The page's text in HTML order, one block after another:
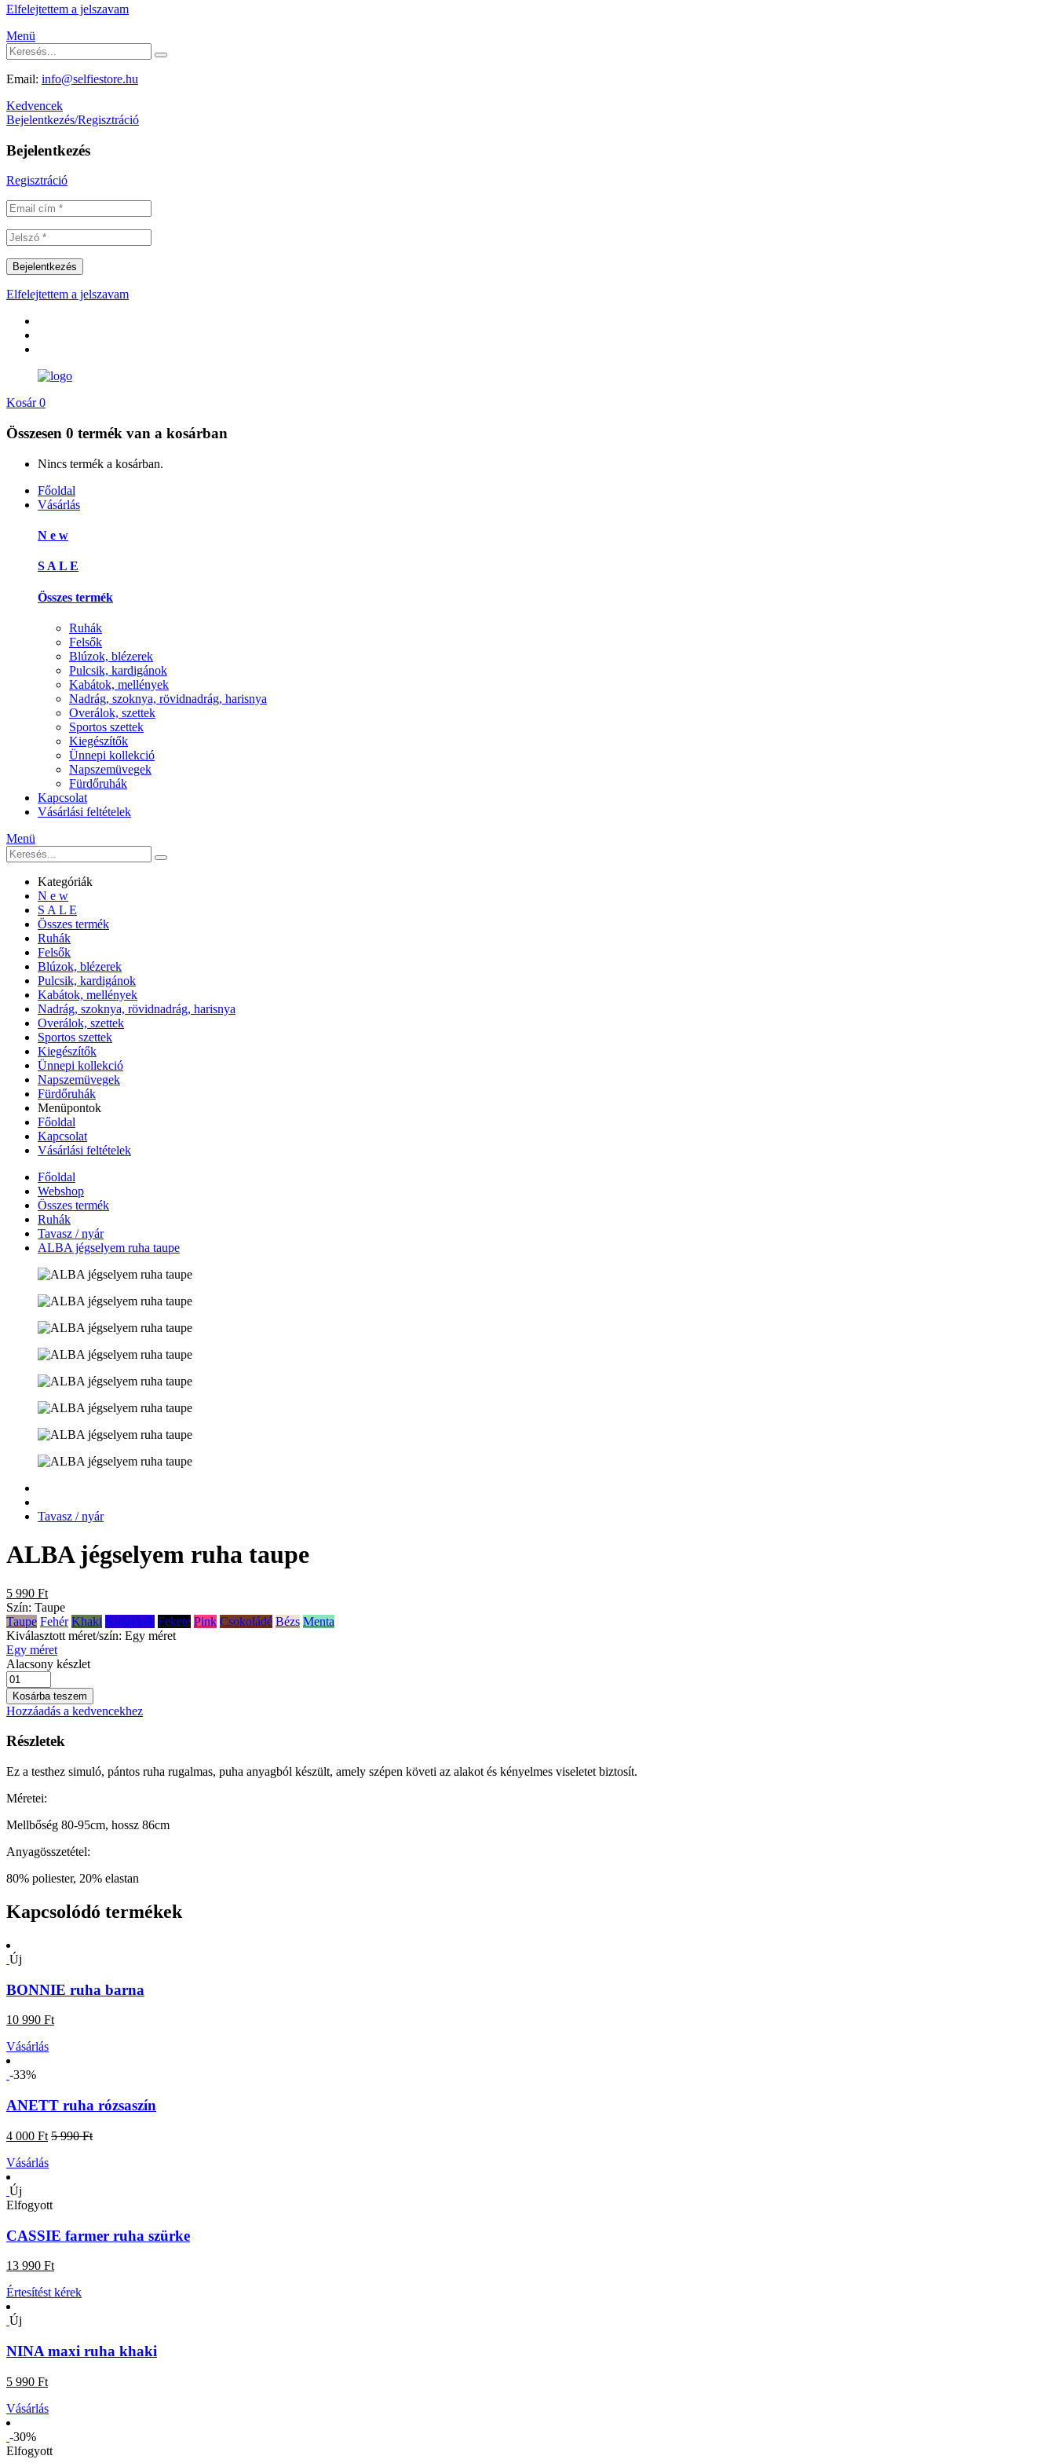
Elfelejtettem a jelszavam
Menü
Email: info@selfiestore.hu
Kedvencek
Bejelentkezés/Regisztráció
Bejelentkezés
Regisztráció
Elfelejtettem a jelszavam
Kosár 0
Összesen 0 termék van a kosárban
Nincs termék a kosárban.
Főoldal
Vásárlás
N e w
S A L E
Összes termék
Ruhák
Felsők
Blúzok, blézerek
Pulcsik, kardigánok
Kabátok, mellények
Nadrág, szoknya, rövidnadrág, harisnya
Overálok, szettek
Sportos szettek
Kiegészítők
Ünnepi kollekció
Napszemüvegek
Fürdőruhák
Kapcsolat
Vásárlási feltételek
Menü
Kategóriák
N e w
S A L E
Összes termék
Ruhák
Felsők
Blúzok, blézerek
Pulcsik, kardigánok
Kabátok, mellények
Nadrág, szoknya, rövidnadrág, harisnya
Overálok, szettek
Sportos szettek
Kiegészítők
Ünnepi kollekció
Napszemüvegek
Fürdőruhák
Menüpontok
Főoldal
Kapcsolat
Vásárlási feltételek
Főoldal
Webshop
Összes termék
Ruhák
Tavasz / nyár
ALBA jégselyem ruha taupe
Tavasz / nyár
ALBA jégselyem ruha taupe
5 990 Ft
Szín: Taupe
Taupe Fehér Khaki Királykék Fekete Pink Csokoládé Bézs Menta
Kiválasztott méret/szín: Egy méret
Egy méret
Alacsony készlet
Kosárba teszem
Hozzáadás a kedvencekhez
Részletek
Ez a testhez simuló, pántos ruha rugalmas, puha anyagból készült, amely szépen követi az alakot és kényelmes viseletet biztosít.
Méretei:
Mellbőség 80-95cm, hossz 86cm
Anyagösszetétel:
80% poliester, 20% elastan
Kapcsolódó termékek
Új
BONNIE ruha barna
10 990 Ft
Vásárlás
-33%
ANETT ruha rózsaszín
4 000 Ft 5 990 Ft
Vásárlás
Új
Elfogyott
CASSIE farmer ruha szürke
13 990 Ft
Értesítést kérek
Új
NINA maxi ruha khaki
5 990 Ft
Vásárlás
-30%
Elfogyott